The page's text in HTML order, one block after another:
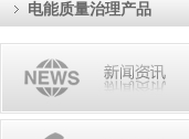
电能质量治理产品